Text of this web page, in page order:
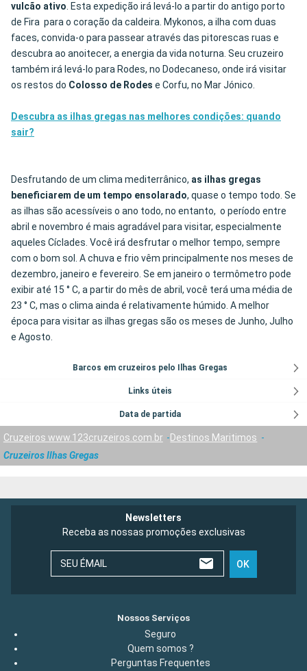
vulcão ativo. Esta expedição irá levá-lo a partir do antigo porto
de Fira para o coração da caldeira. Mykonos, a ilha com duas
faces, convida-o para passear através das pitorescas ruas e
descubra ao anoitecer, a energia da vida noturna. Seu cruzeiro
também irá levá-lo para Rodes, no Dodecaneso, onde irá visitar
os restos do Colosso de Rodes e Corfu, no Mar Jónico.
Descubra as ilhas gregas nas melhores condições: quando
sair?
Desfrutando de um clima mediterrânico, as ilhas gregas
beneficiarem de um tempo ensolarado, quase o tempo todo. Se
as ilhas são acessíveis o ano todo, no entanto, o período entre
abril e novembro é mais agradável para visitar, especialmente
aqueles Cíclades. Você irá desfrutar o melhor tempo, sempre
com o bom sol. A chuva e frio vêm principalmente nos meses de
dezembro, janeiro e fevereiro. Se em janeiro o termômetro pode
exibir até 15 ° C, a partir do mês de abril, você terá uma média de
23 ° C, mas o clima ainda é relativamente húmido. A melhor
época para visitar as ilhas gregas são os meses de Junho, Julho
e Agosto.
Barcos em cruzeiros pelo Ilhas Gregas
Links úteis
Data de partida
Cruzeiros www.123cruzeiros.com.br
Destinos Maritimos
Cruzeiros Ilhas Gregas
Newsletters
Receba as nossas promoções exclusivas
SEU ÉMAIL OK
Nossos Serviços
Seguro
Quem somos ?
Perguntas Frequentes